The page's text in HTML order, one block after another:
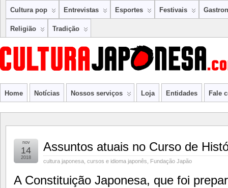
Cultura pop Entrevistas Esportes Festivais
Religião Tradição
Home Notícias Nossos serviços Loja Entidades Fale
Assuntos atuais no Curso de
cultura japonesa cursos e idioma japonês Fundação Japão
nov
14
2018
A Constituição Japonesa, que foi